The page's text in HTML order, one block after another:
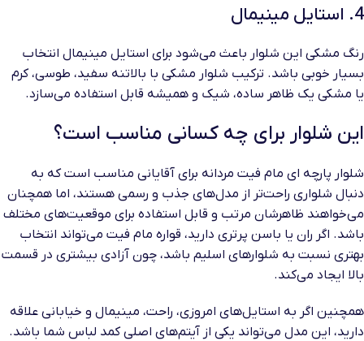
4. استایل مینیمال
رنگ مشکی این شلوار باعث می‌شود برای استایل مینیمال انتخاب
بسیار خوبی باشد. ترکیب شلوار مشکی با بالاتنه سفید، طوسی، کرم
یا مشکی یک ظاهر ساده، شیک و همیشه قابل استفاده می‌سازد.
این شلوار برای چه کسانی مناسب است؟
شلوار پارچه ای مام فیت مردانه برای آقایانی مناسب است که به
دنبال شلواری راحت‌تر از مدل‌های جذب و رسمی هستند، اما همچنان
می‌خواهند ظاهرشان مرتب و قابل استفاده برای موقعیت‌های مختلف
باشد. اگر ران یا باسن پرتری دارید، قواره مام فیت می‌تواند انتخاب
بهتری نسبت به شلوارهای اسلیم باشد، چون آزادی بیشتری در قسمت
بالا ایجاد می‌کند.
همچنین اگر به استایل‌های امروزی، راحت، مینیمال و خیابانی علاقه
دارید، این مدل می‌تواند یکی از آیتم‌های اصلی کمد لباس شما باشد.